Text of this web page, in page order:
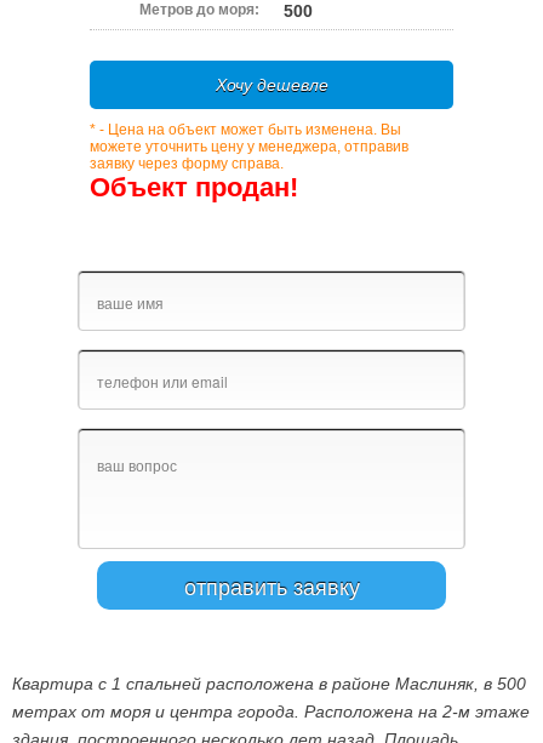
Метров до моря: 500
Хочу дешевле
* - Цена на объект может быть изменена. Вы
можете уточнить цену у менеджера, отправив
заявку через форму справа.
Объект продан!
Квартира с 1 спальней расположена в районе Маслиняк, в 500
метрах от моря и центра города. Расположена на 2-м этаже